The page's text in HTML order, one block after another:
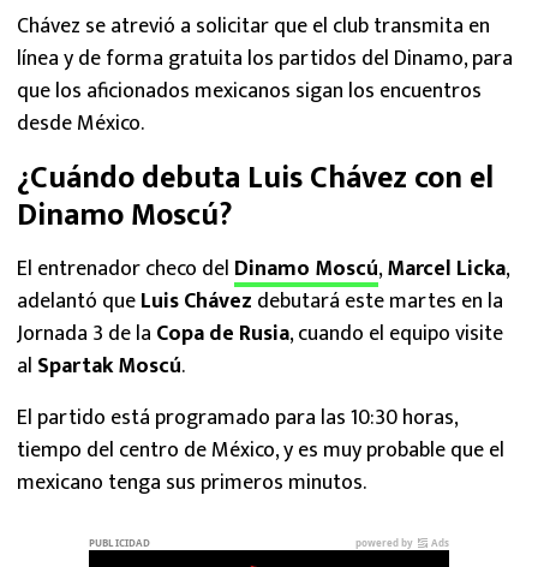
Chávez se atrevió a solicitar que el club transmita en
línea y de forma gratuita los partidos del Dinamo, para
que los aficionados mexicanos sigan los encuentros
desde México.
¿Cuándo debuta Luis Chávez con el
Dinamo Moscú?
El entrenador checo del Dinamo Moscú,Marcel Licka,
adelantó queLuis Chávez debutará este martes en la
Jornada 3 de la Copa de Rusia, cuando el equipo visite
al Spartak Moscú.
El partido está programado para las 10:30 horas,
tiempo del centro de México, y es muy probable que el
mexicano tenga sus primeros minutos.